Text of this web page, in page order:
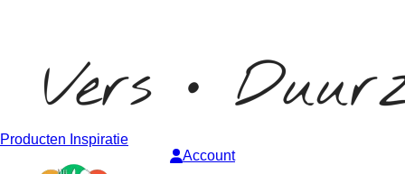
Producten Inspiratie
Account